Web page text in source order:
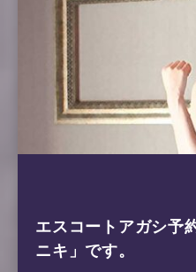
エスコートアガシ予
ニキ」です。